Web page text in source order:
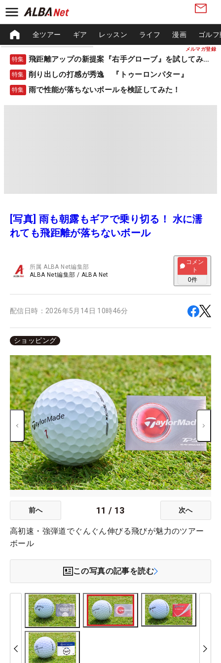
メルマガ登録
全ツアー ギア レッスン ライフ 漫画 ゴル
特集 飛距離アップの新提案『右手グローブ』を試してみた！
特集 削り出しの打感が秀逸 『トゥーロンパター』
特集 雨で性能が落ちないボールを検証してみた！
[写真] 雨も朝露もギアで乗り切る！ 水に濡
れても飛距離が落ちないボール
所属ALBA Net編集部
ALBA Net編集部 / ALBA Net
コメン
ト
0件
配信日時： 2026年5月14日 10時46分
ショッピング
前へ 11 / 13 次へ
高初速・強弾道でぐんぐん伸びる飛びが魅力のツアー
ボール
この写真の記事を読む